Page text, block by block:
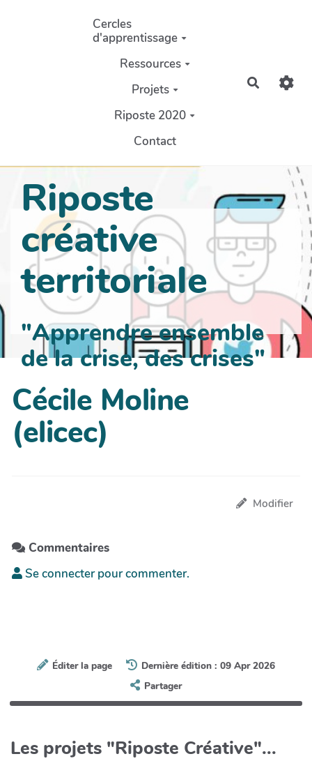
Aller au contenu principal
Cercles
d'apprentissage
Ressources
Projets
Riposte 2020
Contact
Riposte
créative
territoriale
"Apprendre ensemble
de la crise, des crises"
Cécile Moline
(elicec)
Modifier
Commentaires
Se connecter pour commenter.
Éditer la page
Dernière édition : 09 Apr 2026
Partager
Les projets "Riposte Créative"...